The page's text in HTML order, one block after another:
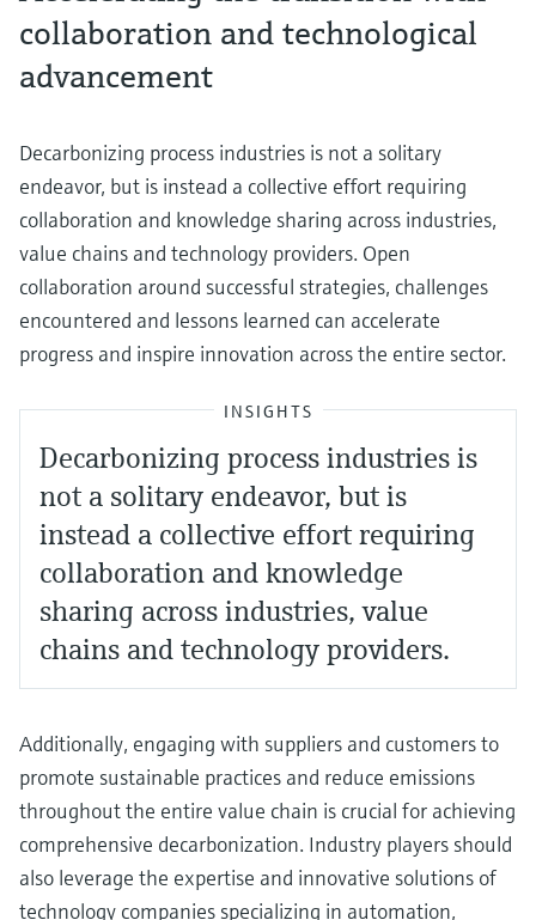
collaboration and technological
advancement
Decarbonizing process industries is not a solitary
endeavor, but is instead a collective effort requiring
collaboration and knowledge sharing across industries,
value chains and technology providers. Open
collaboration around successful strategies, challenges
encountered and lessons learned can accelerate
progress and inspire innovation across the entire sector.
INSIGHTS
Decarbonizing process industries is
not a solitary endeavor, but is
instead a collective effort requiring
collaboration and knowledge
sharing across industries, value
chains and technology providers.
Additionally, engaging with suppliers and customers to
promote sustainable practices and reduce emissions
throughout the entire value chain is crucial for achieving
comprehensive decarbonization. Industry players should
also leverage the expertise and innovative solutions of
technology companies specializing in automation,